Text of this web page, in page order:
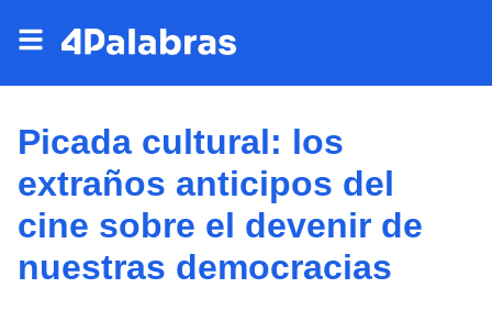
Picada cultural: los
extraños anticipos del
cine sobre el devenir de
nuestras democracias